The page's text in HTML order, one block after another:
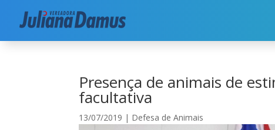
Início|Meio Ambiente
Presença de animais de
facultativa
13/07/2019 | Defesa de Animais